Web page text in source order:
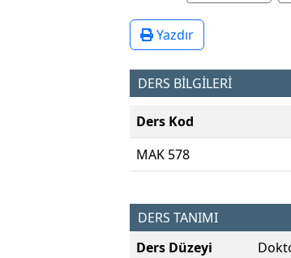
Yazdır
DERS BİLGİLERİ
Ders Kod
MAK 578
DERS TANIMI
Ders Düzeyi